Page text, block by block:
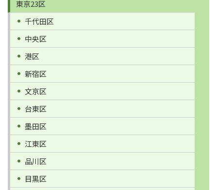
東京23区
千代田区
中央区
港区
新宿区
文京区
台東区
墨田区
江東区
品川区
目黒区